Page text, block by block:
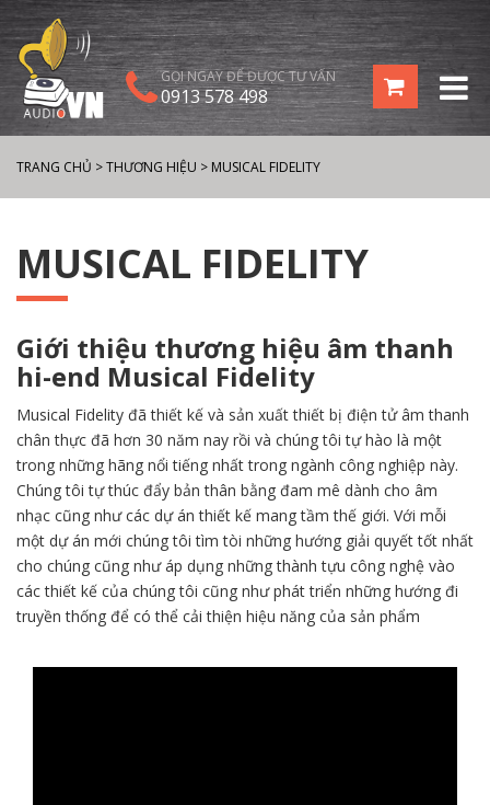
GỌI NGAY ĐỂ ĐƯỢC TƯ VẤN
0913 578 498
TRANG CHỦ >THƯƠNG HIỆU > MUSICAL FIDELITY
MUSICAL FIDELITY
Giới thiệu thương hiệu âm thanh
hi-end Musical Fidelity
Musical Fidelity đã thiết kế và sản xuất thiết bị điện tử âm thanh
chân thực đã hơn 30 năm nay rồi và chúng tôi tự hào là một
trong những hãng nổi tiếng nhất trong ngành công nghiệp này.
Chúng tôi tự thúc đẩy bản thân bằng đam mê dành cho âm
nhạc cũng như các dự án thiết kế mang tầm thế giới. Với mỗi
một dự án mới chúng tôi tìm tòi những hướng giải quyết tốt nhất
cho chúng cũng như áp dụng những thành tựu công nghệ vào
các thiết kế của chúng tôi cũng như phát triển những hướng đi
truyền thống để có thể cải thiện hiệu năng của sản phẩm